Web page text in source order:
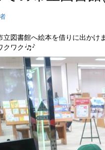
立図書館へ絵本を借りに出かけ
クワク